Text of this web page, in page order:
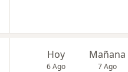
Hoy
6 Ago
Mañana
7 Ago